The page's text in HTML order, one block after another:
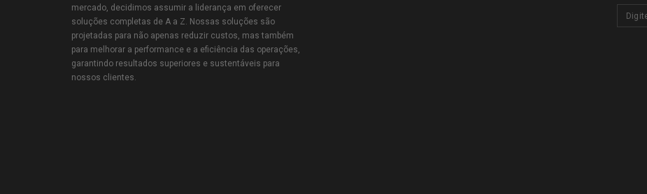
mercado, decidimos assumir a liderança em oferecer
soluções completas de A a Z. Nossas soluções são
projetadas para não apenas reduzir custos, mas também
para melhorar a performance e a eficiência das operações,
garantindo resultados superiores e sustentáveis para
nossos clientes.